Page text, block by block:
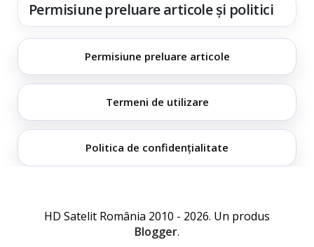
Permisiune preluare articole și politici
Permisiune preluare articole
Termeni de utilizare
Politica de confidențialitate
HD Satelit România 2010 - 2026. Un produs
Blogger.